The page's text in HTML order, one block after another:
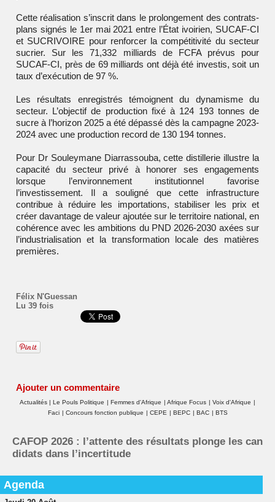
Cette réalisation s’inscrit dans le prolongement des contrats-
plans signés le 1er mai 2021 entre l’État ivoirien, SUCAF-CI
et SUCRIVOIRE pour renforcer la compétitivité du secteur
sucrier. Sur les 71,332 milliards de FCFA prévus pour
SUCAF-CI, près de 69 milliards ont déjà été investis, soit un
taux d’exécution de 97 %.
Les résultats enregistrés témoignent du dynamisme du
secteur. L’objectif de production fixé à 124 193 tonnes de
sucre à l’horizon 2025 a été dépassé dès la campagne 2023-
2024 avec une production record de 130 194 tonnes.
Pour Dr Souleymane Diarrassouba, cette distillerie illustre la
capacité du secteur privé à honorer ses engagements
lorsque l’environnement institutionnel favorise
l’investissement. Il a souligné que cette infrastructure
contribue à réduire les importations, stabiliser les prix et
créer davantage de valeur ajoutée sur le territoire national, en
cohérence avec les ambitions du PND 2026-2030 axées sur
l’industrialisation et la transformation locale des matières
premières.
Félix N'Guessan
Lu 39 fois
Ajouter un commentaire
Actualités | Le Pouls Politique | Femmes d'Afrique | Afrique Focus | Voix d'Afrique |
Faci | Concours fonction publique | CEPE | BEPC | BAC | BTS
CAFOP 2026 : l’attente des résultats plonge les can
didats dans l’incertitude
Agenda